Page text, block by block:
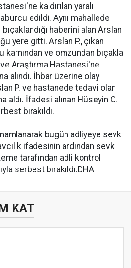
kaldırılan yaralı
edildi. Aynı mahallede
haberini alan Arslan
yere gitti. Arslan P., çıkan
karnından ve omzundan bıçakla
ve Araştırma Hastanesi'ne
alındı. İhbar üzerine olay
P. ve hastanede tedavi olan
aldı. İfadesi alınan Hüseyin O.
bırakıldı.
bugün adliyeye sevk
ifadesinin ardından sevk
tarafından adli kontrol
serbest bırakıldı.DHA
KAT